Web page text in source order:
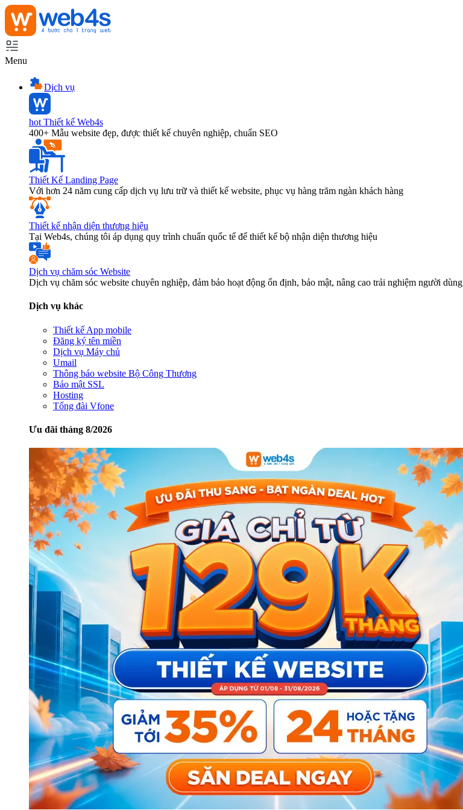
Menu
Dịch vụ
hot Thiết kế Web4s
400+ Mẫu website đẹp, được thiết kế chuyên nghiệp, chuẩn SEO
Thiết Kế Landing Page
Với hơn 24 năm cung cấp dịch vụ lưu trữ và thiết kế website, phục vụ hàng trăm ngàn khách hàng
Thiết kế nhận diện thương hiệu
Tại Web4s, chúng tôi áp dụng quy trình chuẩn quốc tế để thiết kế bộ nhận diện thương hiệu
Dịch vụ chăm sóc Website
Dịch vụ chăm sóc website chuyên nghiệp, đảm bảo hoạt động ổn định, bảo mật, nâng cao trải nghiệm người dùng
Dịch vụ khác
Thiết kế App mobile
Đăng ký tên miền
Dịch vụ Máy chủ
Umail
Thông báo website Bộ Công Thương
Bảo mật SSL
Hosting
Tổng đài Vfone
Ưu đãi tháng 8/2026